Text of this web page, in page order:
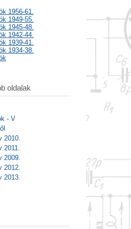
1956-61.
1949-55.
1945-48.
1942-44.
1939-41.
1934-38.
oldalak
- V
2010.
2011.
2009.
2012.
2013.